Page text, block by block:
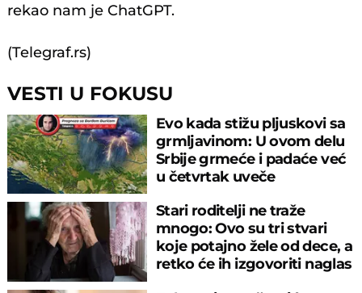
rekao nam je ChatGPT.
(Telegraf.rs)
VESTI U FOKUSU
Evo kada stižu pljuskovi sa
grmljavinom: U ovom delu
Srbije grmeće i padaće već
u četvrtak uveče
Stari roditelji ne traže
mnogo: Ovo su tri stvari
koje potajno žele od dece, a
retko će ih izgovoriti naglas